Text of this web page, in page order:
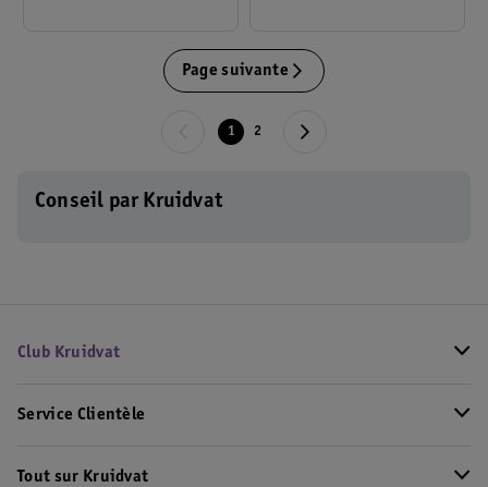
Page suivante
1 2
Conseil par Kruidvat
Club Kruidvat
Service Clientèle
Tout sur Kruidvat